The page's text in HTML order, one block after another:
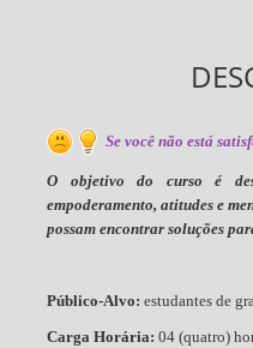
Se você não está
O objetivo do curso é
empoderamento, atitudes e
possam encontrar soluções
Público-Alvo: estudantes de
Carga Horária: 04 (quatro)